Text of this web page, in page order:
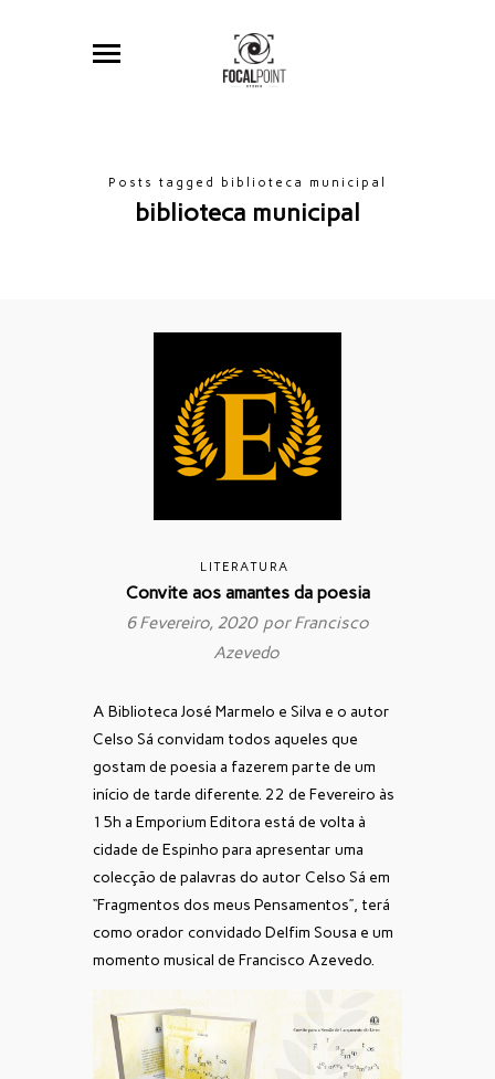
Posts tagged biblioteca municipal
biblioteca municipal
LITERATURA
Convite aos amantes da poesia
6 Fevereiro, 2020 porFrancisco
Azevedo
A Biblioteca José Marmelo e Silva e o autor
Celso Sá convidam todos aqueles que
gostam de poesia a fazerem parte de um
início de tarde diferente. 22 de Fevereiro às
15h a Emporium Editora está de volta à
cidade de Espinho para apresentar uma
colecção de palavras do autor Celso Sá em
“Fragmentos dos meus Pensamentos”, terá
como orador convidado Delfim Sousa e um
momento musical de Francisco Azevedo.